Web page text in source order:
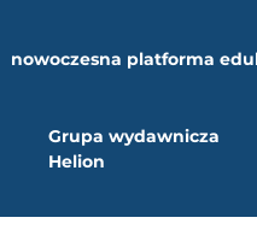
nowoczesna platforma
Grupa wydawnicza
Helion